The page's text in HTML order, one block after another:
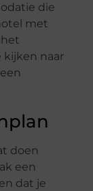
die
met
kijken naar
doen
een
dat je